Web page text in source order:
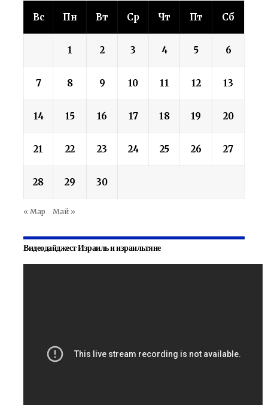
Вс Пн Вт Ср Чт Пт Сб
1 2 3 4 5 6
7 8 9 10 11 12 13
14 15 16 17 18 19 20
21 22 23 24 25 26 27
28 29 30
« Мар Май »
Видеодайджест Израиль и израильтяне